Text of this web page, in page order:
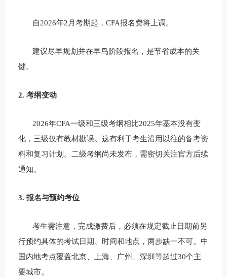
自2026年2 月考期起，CFA报名费将上调。
建议尽早规划并在早鸟阶段报名，是节省成本的关
键。
2.考纲变动
2026年CFA一级和三级考纲相比2025年基本没有变
化，三级仅有教材勘误。这有利于考生沿用以往的备考资
料和复习计划。二级考纲尚未发布 ，需密切关注官方后续
通知。
3.报名与预约考位
考生需注意，完成缴费后，必须在规定截止日期前另
行预约具体的考试日期、时间和地点，两步缺一不可。中
国内地考点覆盖北京、上海、广州、深圳等超过30个主
要城市。